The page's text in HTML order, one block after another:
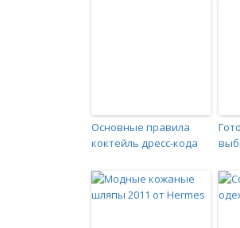
Основные правила
коктейль дресс-кода